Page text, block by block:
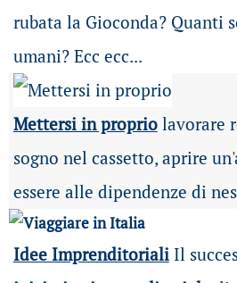
rubata la Gioconda? Quanti
umani? Ecc ecc...
Mettersi in propriolavorare
sogno nel cassetto, aprire
essere alle dipendenze di
Idee ImprenditorialiIl